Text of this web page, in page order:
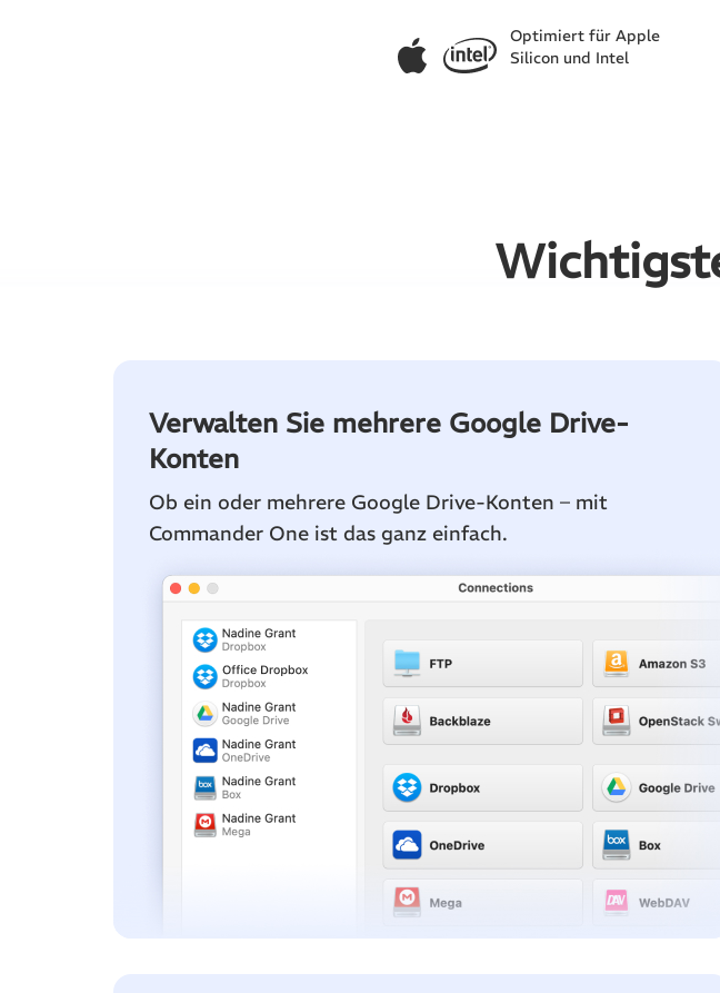
Optimiert für Apple
Silicon und Intel
Verwalten Sie mehrere Google Drive-
Konten
Ob ein oder mehrere Google Drive-Konten – mit
Commander One ist das ganz einfach.